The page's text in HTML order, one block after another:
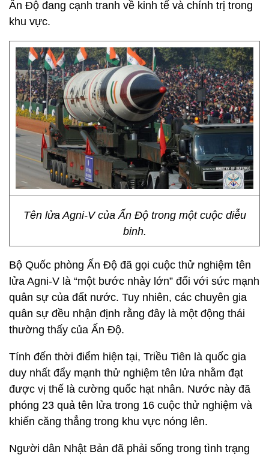
Ấn Độ đang cạnh tranh về kinh tế và chính trị trong
khu vực.
Tên lửa Agni-V của Ấn Độ trong một cuộc diễu
binh.
Bộ Quốc phòng Ấn Độ đã gọi cuộc thử nghiệm tên
lửa Agni-V là “một bước nhảy lớn” đối với sức mạnh
quân sự của đất nước. Tuy nhiên, các chuyên gia
quân sự đều nhận định rằng đây là một động thái
thường thấy của Ấn Độ.
Tính đến thời điểm hiện tại, Triều Tiên là quốc gia
duy nhất đẩy mạnh thử nghiệm tên lửa nhằm đạt
được vị thế là cường quốc hạt nhân. Nước này đã
phóng 23 quả tên lửa trong 16 cuộc thử nghiệm và
khiến căng thẳng trong khu vực nóng lên.
Người dân Nhật Bản đã phải sống trong tình trạng